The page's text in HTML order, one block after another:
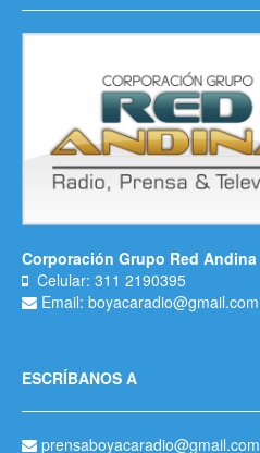
Corporación Grupo Red Andina
Celular: 311 2190395
Email: boyacaradio@gmail.com
ESCRÍBANOS A
prensaboyacaradio@gmail.com